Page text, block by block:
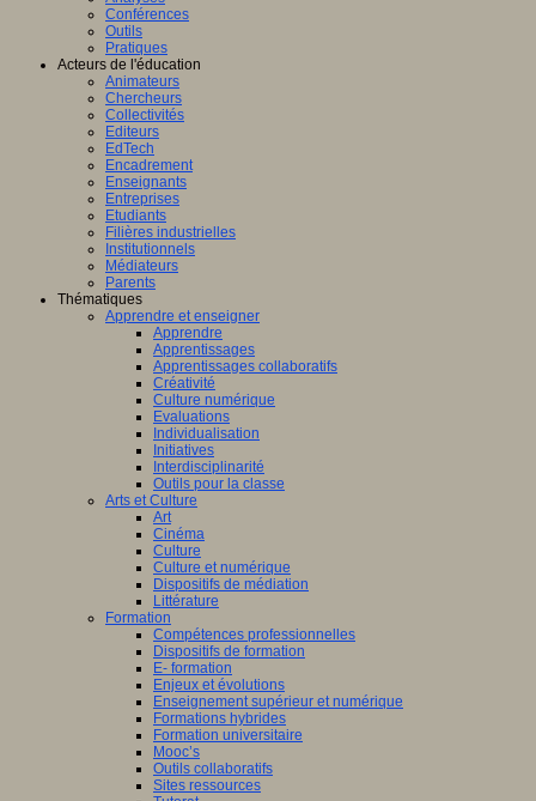
Conférences
Outils
Pratiques
Acteurs de l'éducation
Animateurs
Chercheurs
Collectivités
Editeurs
EdTech
Encadrement
Enseignants
Entreprises
Etudiants
Filières industrielles
Institutionnels
Médiateurs
Parents
Thématiques
Apprendre et enseigner
Apprendre
Apprentissages
Apprentissages collaboratifs
Créativité
Culture numérique
Evaluations
Individualisation
Initiatives
Interdisciplinarité
Outils pour la classe
Arts et Culture
Art
Cinéma
Culture
Culture et numérique
Dispositifs de médiation
Littérature
Formation
Compétences professionnelles
Dispositifs de formation
E- formation
Enjeux et évolutions
Enseignement supérieur et numérique
Formations hybrides
Formation universitaire
Mooc’s
Outils collaboratifs
Sites ressources